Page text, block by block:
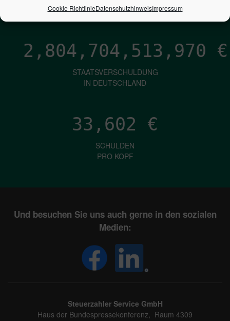
Cookie RichtlinieDatenschutzhinweisImpressum
PRO SEKUNDE
2,804,704,515,246 €
STAATSVERSCHULDUNG
IN DEUTSCHLAND
33,602 €
SCHULDEN
PRO KOPF
Und besuchen Sie uns auch gerne in den sozialen
Medien:
Steuerzahler Service GmbH
Haus der Bundespressekonferenz, Raum 4309